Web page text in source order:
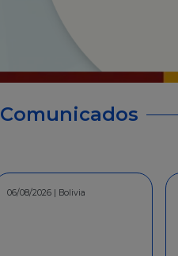
Comunicados
30/07/2026 | Bolivia